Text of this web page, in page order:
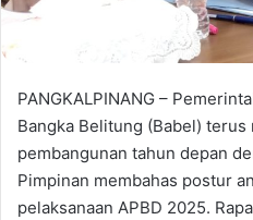
PANGKALPINANG –
Bangka Belitung (Babel)
pembangunan tahun depan
Pimpinan membahas postur
pelaksanaan APBD 2025.